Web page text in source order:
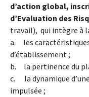
d’action global,
d’Evaluation des
travail), qui intègre à
a. les
d’établissement ;
b. la pertinence du
c. la dynamique
impulsée ;